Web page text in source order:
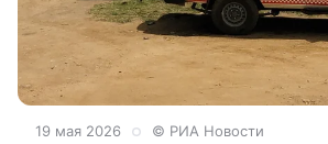
19 мая 2026 © РИА Новости